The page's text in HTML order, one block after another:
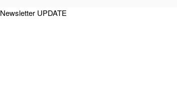
Newsletter UPDATE